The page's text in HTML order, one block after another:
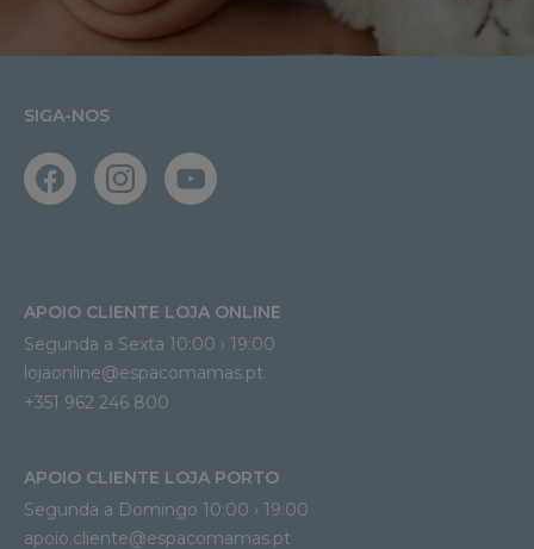
SIGA-NOS
APOIO CLIENTE LOJA ONLINE
Segunda a Sexta 10:00 › 19:00
lojaonline@espacomamas.pt
+351 962 246 800
APOIO CLIENTE LOJA PORTO
Segunda a Domingo 10:00 › 19:00
apoio.cliente@espacomamas.pt